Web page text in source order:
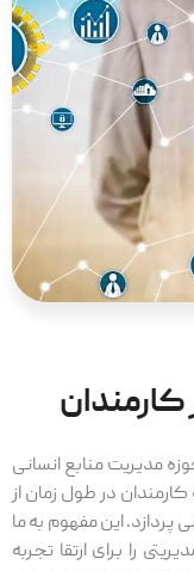
مدیریت منابع انسانی
در طول زمان از
پردازد. این مفهوم به ما
را برای ارتقا تجربه